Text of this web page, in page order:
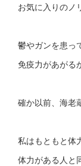
お気に入りのノ
鬱やガンを患っ
免疫力があがる
確か以前、海老
私はもともと体
体力がある人と